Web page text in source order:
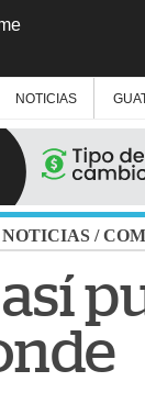
NOTICIAS
NOTICIAS /
así